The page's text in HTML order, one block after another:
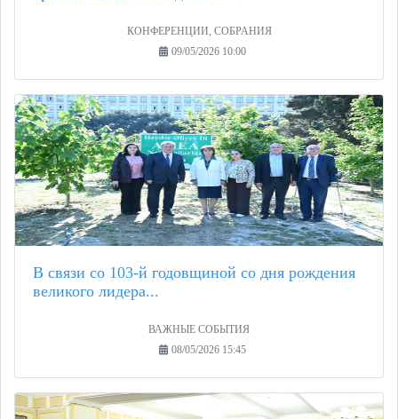
КОНФЕРЕНЦИИ, СОБРАНИЯ
09/05/2026 10:00
В связи со 103-й годовщиной со дня рождения
великого лидера...
ВАЖНЫЕ СОБЫТИЯ
08/05/2026 15:45